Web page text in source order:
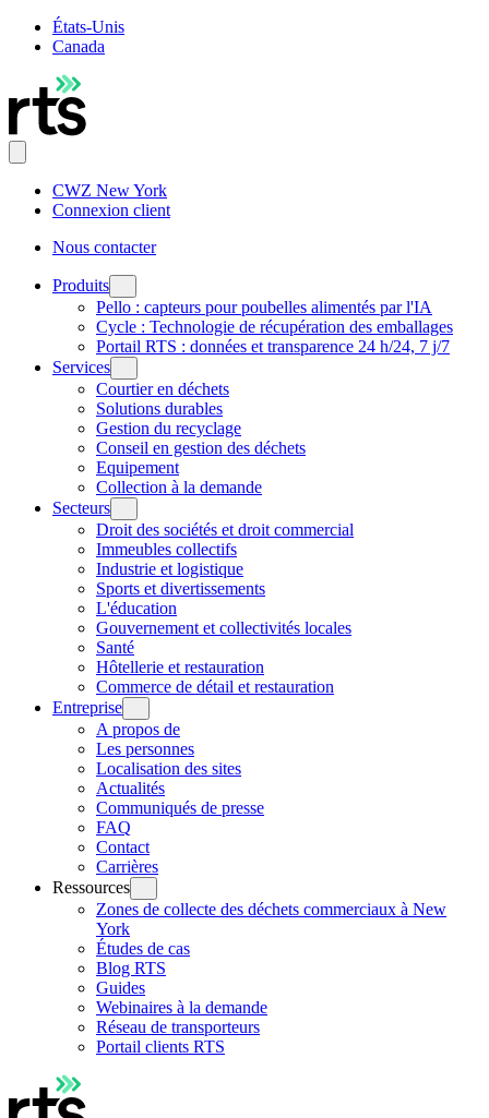
États-Unis
Canada
CWZ New York
Connexion client
Nous contacter
Produits
Pello : capteurs pour poubelles alimentés par l'IA
Cycle : Technologie de récupération des emballages
Portail RTS : données et transparence 24 h/24, 7 j/7
Services
Courtier en déchets
Solutions durables
Gestion du recyclage
Conseil en gestion des déchets
Equipement
Collection à la demande
Secteurs
Droit des sociétés et droit commercial
Immeubles collectifs
Industrie et logistique
Sports et divertissements
L'éducation
Gouvernement et collectivités locales
Santé
Hôtellerie et restauration
Commerce de détail et restauration
Entreprise
A propos de
Les personnes
Localisation des sites
Actualités
Communiqués de presse
FAQ
Contact
Carrières
Ressources
Zones de collecte des déchets commerciaux à New
York
Études de cas
Blog RTS
Guides
Webinaires à la demande
Réseau de transporteurs
Portail clients RTS